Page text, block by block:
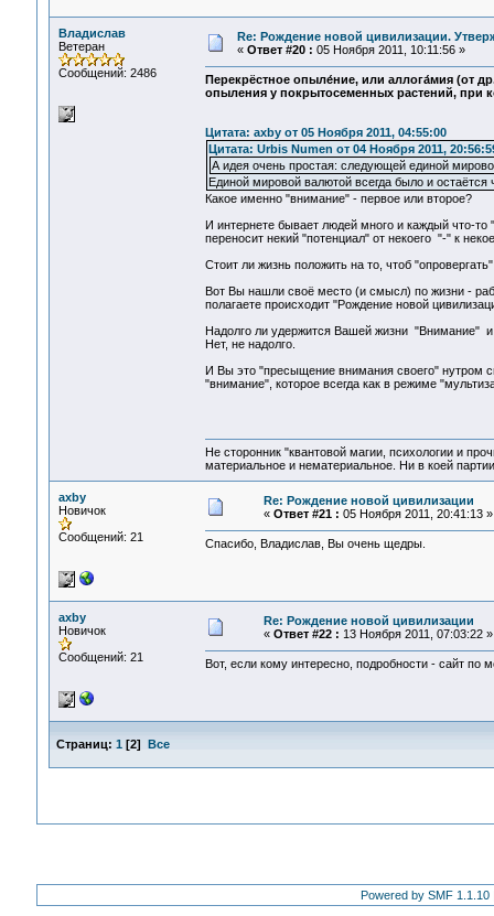
Владислав
Ветеран
Сообщений: 2486
Re: Рождение новой цивилизации.
« Ответ #20 : 05 Ноября 2011, 10:11:56 »
Перекрёстное опыле́ние, или аллога́мия (от
опыления у покрытосеменных растений, при
Цитата: axby от 05 Ноября 2011, 04:55:00
Цитата: Urbis Numen от 04 Ноября 2011,
А идея очень простая: следующей единой
Единой мировой валютой всегда было и
Какое именно "внимание" - первое или второе?
И интернете бывает людей много и каждый что-то
переносит некий "потенциал" от некоего "-" к
Стоит ли жизнь положить на то, чтоб
Вот Вы нашли своё место (и смысл) по жизни -
полагаете происходит "Рождение новой
Надолго ли удержится Вашей жизни "Внимание"
Нет, не надолго.
И Вы это "пресыщение внимания своего" нутром
"внимание", которое всегда как в режиме
Не сторонник "квантовой магии, психологии и
материальное и нематериальное. Ни в коей
axby
Новичок
Сообщений: 21
Re: Рождение новой цивилизации
« Ответ #21 : 05 Ноября 2011, 20:41:13 »
Спасибо, Владислав, Вы очень щедры.
axby
Новичок
Сообщений: 21
Re: Рождение новой цивилизации
« Ответ #22 : 13 Ноября 2011, 07:03:22 »
Вот, если кому интересно, подробности - сайт
Страниц: 1 [2] Все
Powered by SMF 1.1.10